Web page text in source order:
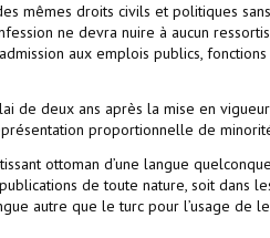
mêmes droits civils et politiques
ne devra nuire à aucun
aux emplois publics,
de deux ans après la mise en
proportionnelle de
ottoman d’une langue
de toute nature, soit dans
autre que le turc pour l’usage de